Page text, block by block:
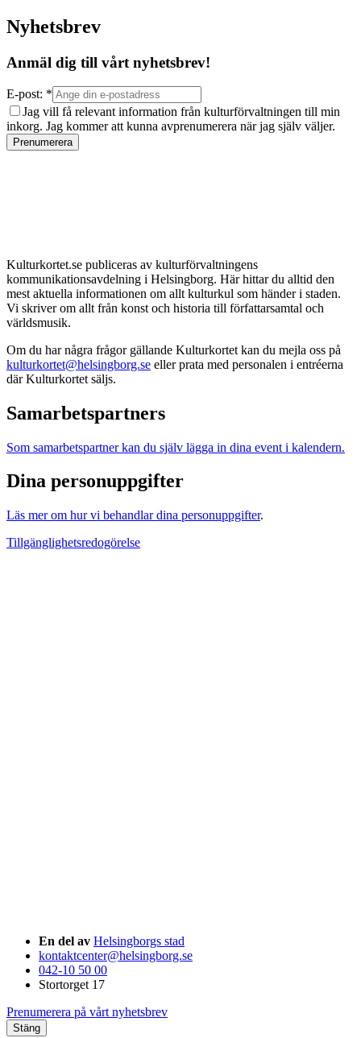
Nyhetsbrev
Anmäl dig till vårt nyhetsbrev!
E-post: *
Jag vill få relevant information från kulturförvaltningen till min
inkorg. Jag kommer att kunna avprenumerera när jag själv väljer.
Prenumerera
Kulturkortet.se publiceras av kulturförvaltningens
kommunikationsavdelning i Helsingborg. Här hittar du alltid den
mest aktuella informationen om allt kulturkul som händer i staden.
Vi skriver om allt från konst och historia till författarsamtal och
världsmusik.
Om du har några frågor gällande Kulturkortet kan du mejla oss på
kulturkortet@helsingborg.se eller prata med personalen i entréerna
där Kulturkortet säljs.
Samarbetspartners
Som samarbetspartner kan du själv lägga in dina event i kalendern.
Dina personuppgifter
Läs mer om hur vi behandlar dina personuppgifter.
Tillgänglighetsredogörelse
En del av Helsingborgs stad
kontaktcenter@helsingborg.se
042-10 50 00
Stortorget 17
Prenumerera på vårt nyhetsbrev
Stäng